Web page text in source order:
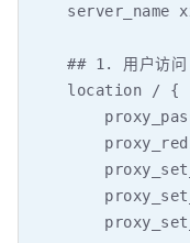
server_name
## 1. 用户访
    location / {